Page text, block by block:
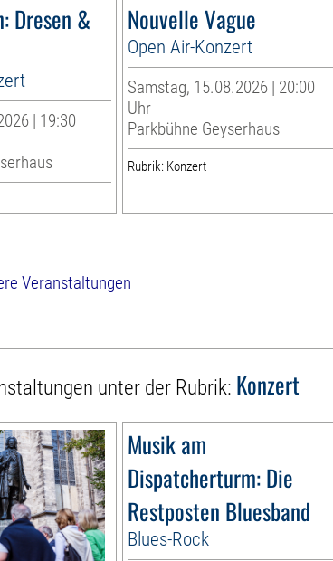
Dresen &
| 19:30
Nouvelle Vague
Open Air-Konzert
Samstag, 15.08.2026 | 20:00
Uhr
Parkbühne Geyserhaus
Rubrik: Konzert
Veranstaltungen
unter der Rubrik: Konzert
Musik am
Dispatcherturm: Die
Restposten Bluesband
Blues-Rock